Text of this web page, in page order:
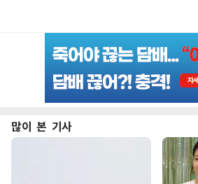
많이 본 기사